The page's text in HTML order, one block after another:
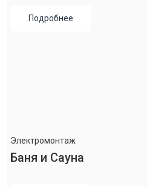
Подробнее
Электромонтаж
Баня и Сауна